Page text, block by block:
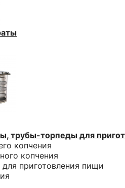
трубы-торпеды для
копчения
копчения
приготовления пищи